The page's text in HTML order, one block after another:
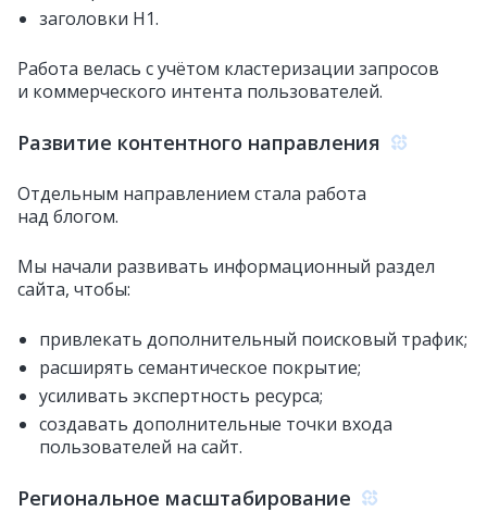
заголовки H1.
Работа велась с учётом кластеризации запросов
и коммерческого интента пользователей.
Развитие контентного направления
Отдельным направлением стала работа
над блогом.
Мы начали развивать информационный раздел
сайта, чтобы:
привлекать дополнительный поисковый трафик;
расширять семантическое покрытие;
усиливать экспертность ресурса;
создавать дополнительные точки входа
пользователей на сайт.
Региональное масштабирование